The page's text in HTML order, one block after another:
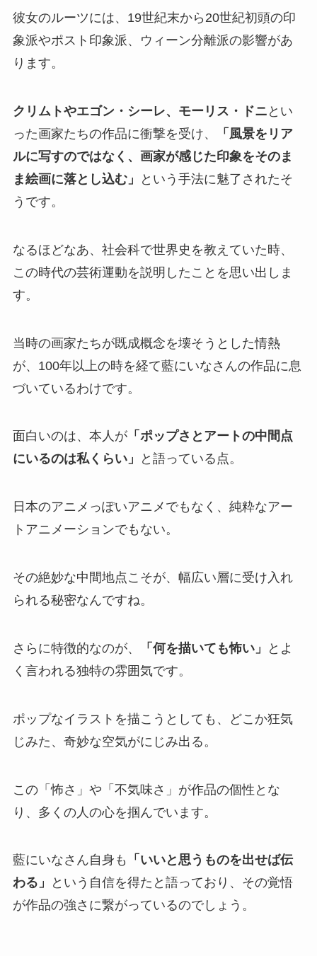
彼女のルーツには、19世紀末から20世紀初頭の印
象派やポスト印象派、ウィーン分離派の影響があ
ります。
クリムトやエゴン・シーレ、モーリス・ドニ とい
った画家たちの作品に衝撃を受け、
「風景をリア
ルに写すのではなく、画家が感じた印象をそのま
ま絵画に落とし込む」
という手法に魅了されたそ
うです。
なるほどなあ、社会科で世界史を教えていた時、
この時代の芸術運動を説明したことを思い出しま
す。
当時の画家たちが既成概念を壊そうとした情熱
が、100年以上の時を経て藍にいなさんの作品に息
づいているわけです。
面白いのは、本人が「ポップさとアートの中間点
にいるのは私くらい」
と語っている点。
日本のアニメっぽいアニメでもなく、純粋なアー
トアニメーションでもない。
その絶妙な中間地点こそが、幅広い層に受け入れ
られる秘密なんですね。
さらに特徴的なのが、 「何を描いても怖い」
とよ
く言われる独特の雰囲気です。
ポップなイラストを描こうとしても、どこか狂気
じみた、奇妙な空気がにじみ出る。
この「怖さ」や「不気味さ」が作品の個性とな
り、多くの人の心を掴んでいます。
藍にいなさん自身も
「いいと思うものを出せば伝
わる」
という自信を得たと語っており、その覚悟
が作品の強さに繋がっているのでしょう。